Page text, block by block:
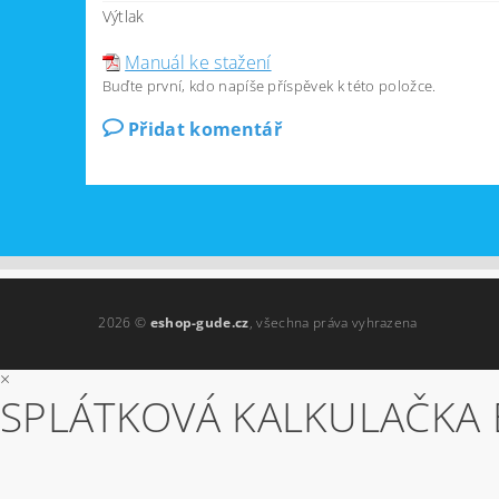
Výtlak
Manuál ke stažení
Buďte první, kdo napíše příspěvek k této položce.
Přidat komentář
2026 © eshop-gude.cz, všechna práva vyhrazena
×
SPLÁTKOVÁ KALKULAČKA